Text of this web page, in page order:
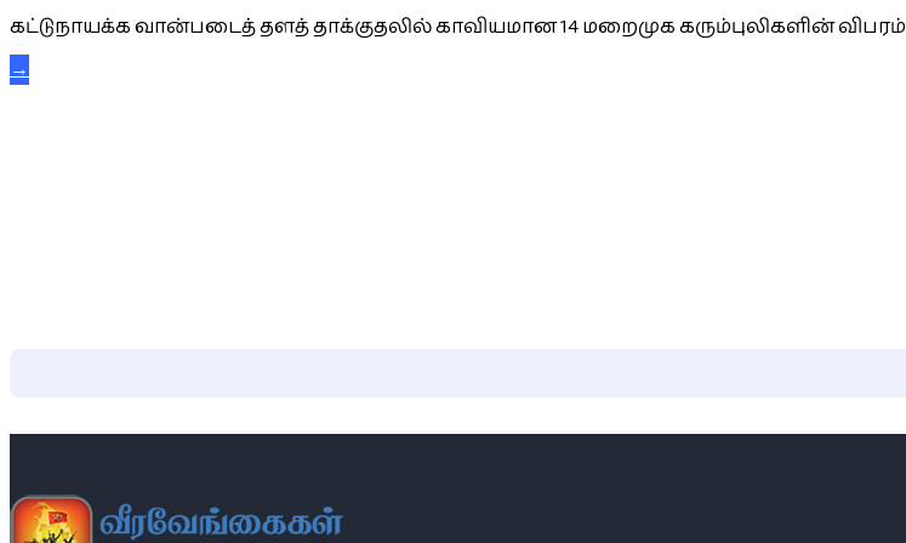
கட்டுநாயக்க வான்படைத் தளத் தாக்குதலில் காவியமான 14 மறைமுக கரும்புலிகளின் விபரம்
→